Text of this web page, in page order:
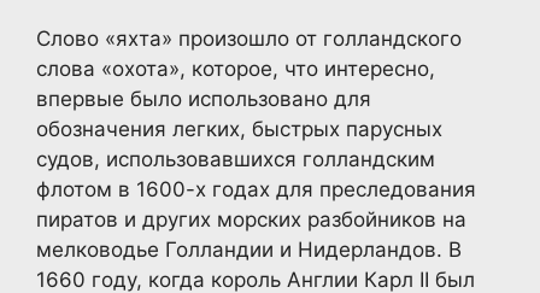
Слово «яхта» произошло от голландского
слова «охота», которое, что интересно,
впервые было использовано для
обозначения легких, быстрых парусных
судов, использовавшихся голландским
флотом в 1600-х годах для преследования
пиратов и других морских разбойников на
мелководье Голландии и Нидерландов. В
1660 году, когда король Англии Карл II был